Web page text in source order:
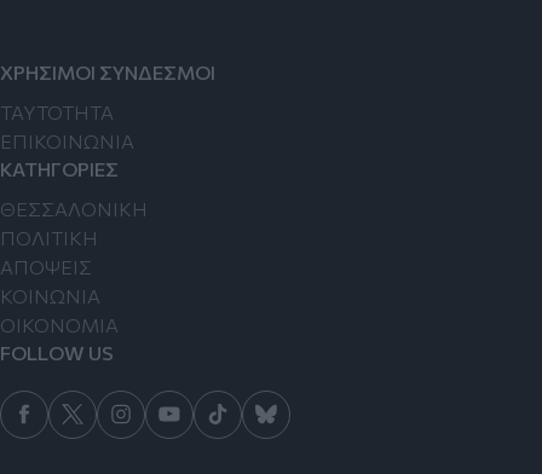
ΧΡΗΣΙΜΟΙ ΣΥΝΔΕΣΜΟΙ
TAYTOTHTA
ΕΠΙΚΟΙΝΩΝΙΑ
ΚΑΤΗΓΟΡΙΕΣ
ΘΕΣΣΑΛΟΝΙΚΗ
ΠΟΛΙΤΙΚΗ
ΑΠΟΨΕΙΣ
ΚΟΙΝΩΝΙΑ
ΟΙΚΟΝΟΜΙΑ
FOLLOW US